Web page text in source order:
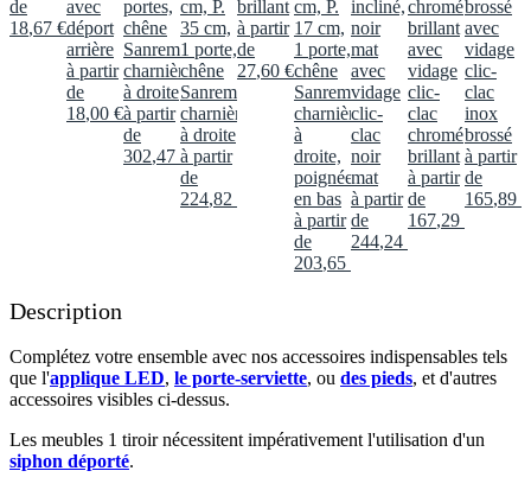
de
18,67 €
avec
déport
arrière
à partir
de
18,00 €
portes,
chêne
Sanremo,
charnières
à droite
à partir
de
302,47 €
cm, P.
35 cm,
1 porte,
chêne
Sanremo,
charnières
à droite
à partir
de
224,82
brillant
à partir
de
27,60 €
cm, P.
17 cm,
1 porte,
chêne
Sanremo,
charnières
à
droite,
poignée
en bas
à partir
de
203,65
incliné,
noir
mat
avec
vidage
clic-
clac
noir
mat
à partir
de
244,24
chromé
brillant
avec
vidage
clic-
clac
chromé
brillant
à partir
de
167,29
brossé
avec
vidage
clic-
clac
inox
brossé
à partir
de
165,89
Description
Complétez votre ensemble avec nos accessoires indispensables tels
que l'applique LED, le porte-serviette, ou des pieds, et d'autres
accessoires visibles ci-dessus.​
Les meubles 1 tiroir nécessitent impérativement l'utilisation d'un
siphon déporté.​​